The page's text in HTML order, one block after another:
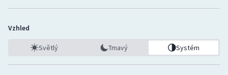
Vzhled
Světlý Tmavý Systém